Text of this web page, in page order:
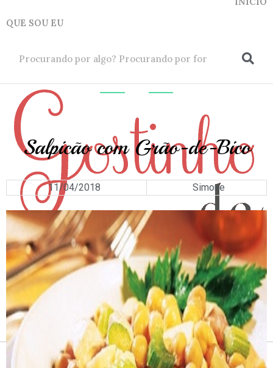
QUE SOU EU
Receitas e vinhos
Salpicão com Grão-de-Bico
11/04/2018 Simone